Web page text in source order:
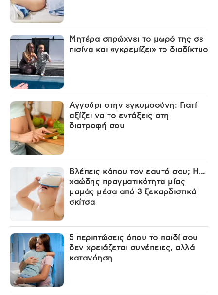
Μητέρα σπρώχνει το μωρό της σε
πισίνα και «γκρεμίζει» το διαδίκτυο
Αγγούρι στην εγκυμοσύνη: Γιατί
αξίζει να το εντάξεις στη
διατροφή σου
Βλέπεις κάπου τον εαυτό σου; Η...
χαώδης πραγματικότητα μίας
μαμάς μέσα από 3 ξεκαρδιστικά
σκίτσα
5 περιπτώσεις όπου το παιδί σου
δεν χρειάζεται συνέπειες, αλλά
κατανόηση